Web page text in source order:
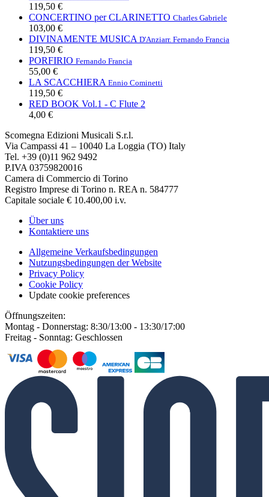
119,50 €
CONCERTINO per CLARINETTO Charles Gabriele
103,00 €
DIVINAMENTE MUSICA D'Anziarr. Fernando Francia
119,50 €
PORFIRIO Fernando Francia
55,00 €
LA SCACCHIERA Ennio Cominetti
119,50 €
RED BOOK Vol.1 - C Flute 2
4,00 €
Scomegna Edizioni Musicali S.r.l.
Via Campassi 41 – 10040 La Loggia (TO) Italy
Tel. +39 (0)11 962 9492
P.IVA 03759820016
Camera di Commercio di Torino
Registro Imprese di Torino n. REA n. 584777
Capitale sociale € 10.400,00 i.v.
Über uns
Kontaktiere uns
Allgemeine Verkaufsbedingungen
Nutzungsbedingungen der Website
Privacy Policy
Cookie Policy
Update cookie preferences
Öffnungszeiten:
Montag - Donnerstag: 8:30/13:00 - 13:30/17:00
Freitag - Sonntag: Geschlossen